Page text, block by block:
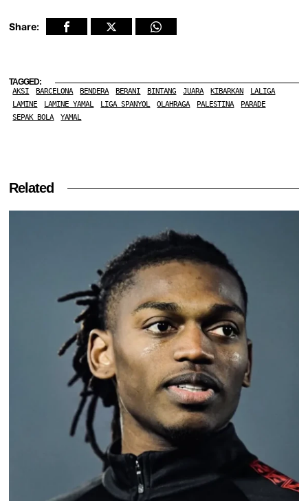
Share:
TAGGED:
AKSI BARCELONA BENDERA BERANI BINTANG JUARA KIBARKAN
LALIGA
LAMINE
LAMINE YAMAL LIGA SPANYOL OLAHRAGA PALESTINA
PARADE
SEPAK BOLA
YAMAL
Related